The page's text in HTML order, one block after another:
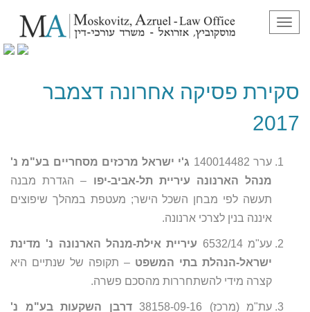
תפריט
סקירת פסיקה אחרונה דצמבר 2017
סקירת פסיקה אחרונה דצמבר
2017
ערר 140014482
ג'י ישראל מרכזים מסחריים בע"מ נ'
מנהל הארנונה עיריית תל-אביב-יפו – הגדרת מבנה
תעשה לפי מבחן השכל הישר; מעטפת במהלך שיפוצים
איננה בנין לצרכי ארנונה.
עע"מ 6532/14
עיריית אילת-מנהל הארנונה נ' מדינת
ישראל-הנהלת בתי המשפט – תקופה של שנתיים היא
קצרה מידי להשתחררות מהסכם פשרה.
עת"מ (מרכז) 38158-09-16
דרבן השקעות בע"מ נ'